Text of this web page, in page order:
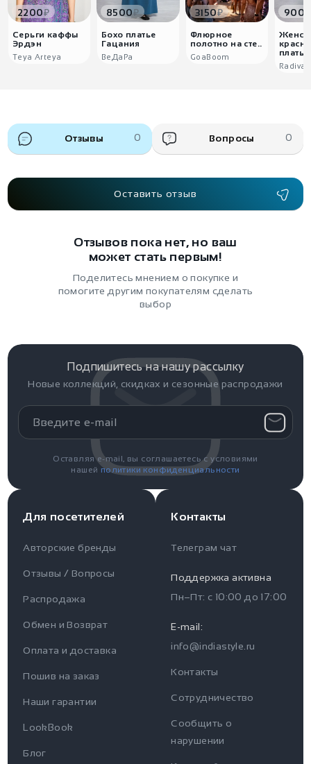
Контакты
Часы работы поддержки
Пн-Пт c 10:00 до 17:00
Telegram
Для пользователя
Информация
Наши гарантии
Контакты
2200₽
Серьги каффы
Эрдэн
Teya Arteya
8500₽
Бохо платье
Гацания
ВеДаРа
3150₽
Флюрное
полотно на сте..
GoaBoom
Отзывы 0 Вопросы 0
Оставить отзыв
Отзывов пока нет, но ваш
может стать первым!
Поделитесь мнением о покупке и
помогите другим покупателям сделать
выбор
Для посетителей
Авторские бренды
Отзывы / Вопросы
Распродажа
Обмен и Возврат
Оплата и доставка
Пошив на заказ
Наши гарантии
LookBook
Блог
Подпишитесь на нашу рассылку
Новые коллекций, скидках и сезонные распродажи
Оставляя e-mail, вы соглашаетесь с условиями
нашей политики конфиденциальности
Контакты
Телеграм чат
Поддержка активна
Пн–Пт: с 10:00 до 17:00
E-mail:
info@indiastyle.ru
Контакты
Сотрудничество
Сообщить о
нарушении